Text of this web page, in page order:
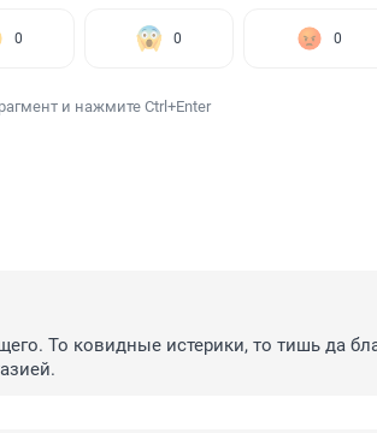
0 0 0
и нажмите Ctrl+Enter
То ковидные истерики, то тишь да